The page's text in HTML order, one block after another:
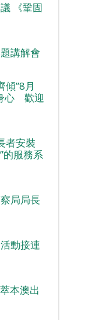
《鞏固
講解會
傾”8月
心 歡迎
者安裝
的服務系
局局長
動接連
本澳出